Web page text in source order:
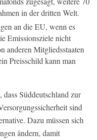
in der dritten Welt.
an die EU, wenn es
Emissionsziele nicht
anderen Mitgliedsstaaten
Preisschild kann man
Süddeutschland zur
sind
Dazu müssen sich
ändern, damit